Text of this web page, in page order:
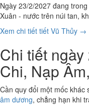
Ngày 23/2/2027 đang
Xuân - nước trên núi tan,
Xem chi tiết tiết Vũ Thủy →
Chi tiết
Chi, Nạp
Cần quy đổi một mốc khác
âm dương, chẳng hạn khi